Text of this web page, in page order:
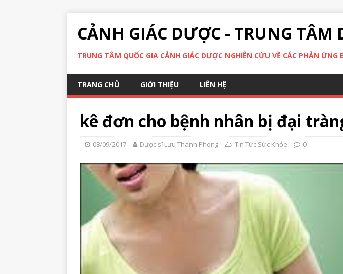
CẢNH GIÁC DƯỢC - TRUNG TÂM
TRUNG TÂM QUỐC GIA CẢNH GIÁC DƯỢC NGHIÊN CỨU VỀ CÁC PHẢN ỨNG
TRANG CHỦ GIỚI THIỆU LIÊN HỆ
kê đơn cho bệnh nhân bị đại
08/09/2017 Dược sĩ Lưu Thanh Phong Tin Tức Sức Khỏe 0